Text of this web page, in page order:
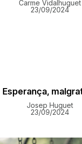
Carme Vidalhuguet
23/09/2024
Esperança,
Josep Huguet
23/09/2024